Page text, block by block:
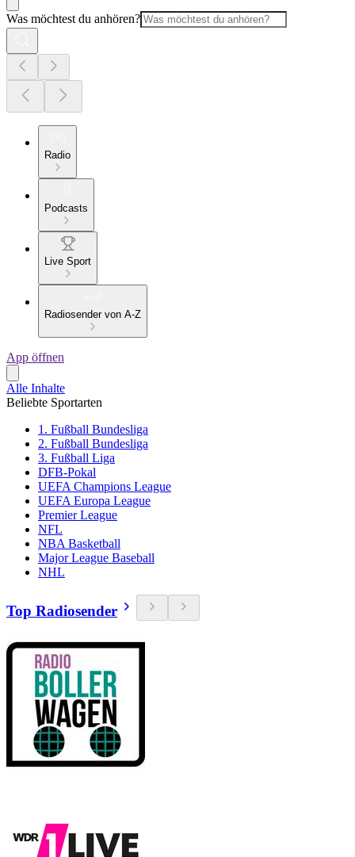
Was möchtest du anhören?
Radio
Podcasts
Live Sport
Radiosender von A-Z
App öffnen
Alle Inhalte
Beliebte Sportarten
1. Fußball Bundesliga
2. Fußball Bundesliga
3. Fußball Liga
DFB-Pokal
UEFA Champions League
UEFA Europa League
Premier League
NFL
NBA Basketball
Major League Baseball
NHL
Top Radiosender